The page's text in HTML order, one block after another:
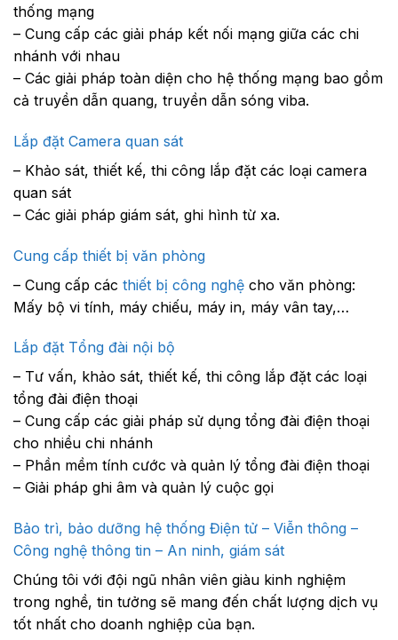
thống mạng
– Cung cấp các giải pháp kết nối mạng giữa các chi
nhánh với nhau
– Các giải pháp toàn diện cho hệ thống mạng bao gồm
cả truyền dẫn quang, truyền dẫn sóng viba.
Lắp đặt Camera quan sát
– Khảo sát, thiết kế, thi công lắp đặt các loại camera
quan sát
– Các giải pháp giám sát, ghi hình từ xa.
Cung cấp thiết bị văn phòng
– Cung cấp các thiết bị công nghệ cho văn phòng:
Mấy bộ vi tính, máy chiếu, máy in, máy vân tay,…
Lắp đặt Tổng đài nội bộ
– Tư vấn, khảo sát, thiết kế, thi công lắp đặt các loại
tổng đài điện thoại
– Cung cấp các giải pháp sử dụng tổng đài điện thoại
cho nhiều chi nhánh
– Phần mềm tính cước và quản lý tổng đài điện thoại
– Giải pháp ghi âm và quản lý cuộc gọi
Bảo trì, bảo dưỡng hệ thống Điện tử – Viễn thông –
Công nghệ thông tin – An ninh, giám sát
Chúng tôi với đội ngũ nhân viên giàu kinh nghiệm
trong nghề, tin tưởng sẽ mang đến chất lượng dịch vụ
tốt nhất cho doanh nghiệp của bạn.